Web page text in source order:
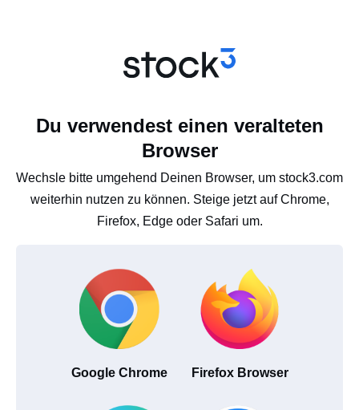
Du verwendest einen veralteten
Browser
Wechsle bitte umgehend Deinen Browser, um stock3.com
weiterhin nutzen zu können. Steige jetzt auf Chrome,
Firefox, Edge oder Safari um.
Google Chrome Firefox Browser